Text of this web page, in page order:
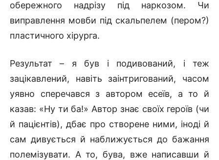
обережного надрізу під наркозом. Чи
виправлення мовби під скальпелем (пером?)
пластичного хірурга.
Результат – я був і подивований, і теж
зацікавлений, навіть заінтригований, часом
уявно сперечався з автором есеїв, а то й
казав: «Ну ти ба!» Автор знає своїх героїв (чи
й пацієнтів), дбає про створене ними, іноді й
сам дивується й наближується до бажання
полемізувати. А то, бува, вже написавши й